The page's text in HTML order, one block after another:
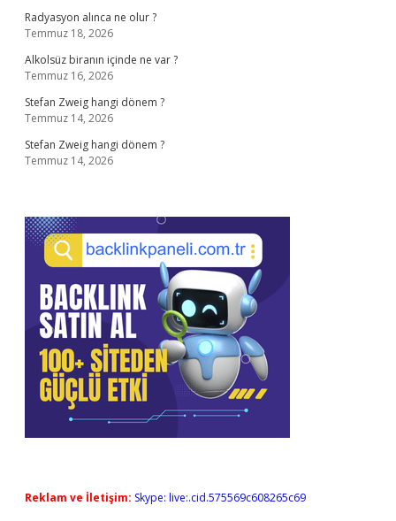
Radyasyon alınca ne olur ?
Temmuz 18, 2026
Alkolsüz biranın içinde ne var ?
Temmuz 16, 2026
Stefan Zweig hangi dönem ?
Temmuz 14, 2026
Stefan Zweig hangi dönem ?
Temmuz 14, 2026
Reklam ve İletişim: Skype: live:.cid.575569c608265c69